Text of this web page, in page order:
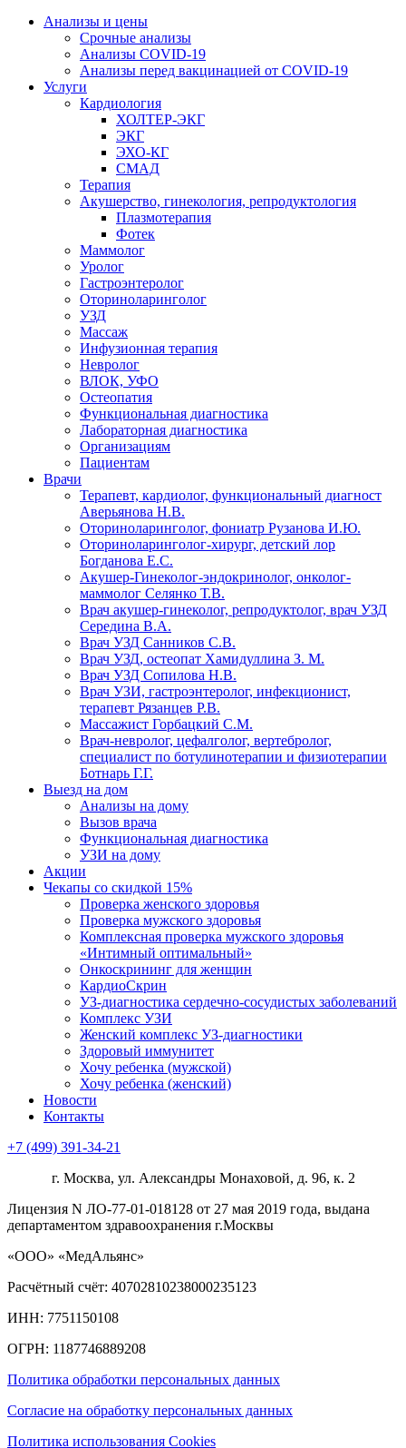
Анализы и цены
Срочные анализы
Анализы COVID-19
Анализы перед вакцинацией от COVID-19
Услуги
Кардиология
ХОЛТЕР-ЭКГ
ЭКГ
ЭХО-КГ
СМАД
Терапия
Акушерство, гинекология, репродуктология
Плазмотерапия
Фотек
Маммолог
Уролог
Гастроэнтеролог
Оториноларинголог
УЗД
Массаж
Инфузионная терапия
Невролог
ВЛОК, УФО
Остеопатия
Функциональная диагностика
Лабораторная диагностика
Организациям
Пациентам
Врачи
Терапевт, кардиолог, функциональный диагност
Аверьянова Н.В.
Оториноларинголог, фониатр Рузанова И.Ю.
Оториноларинголог-хирург, детский лор
Богданова Е.С.
Акушер-Гинеколог-эндокринолог, онколог-
маммолог Селянко Т.В.
Врач акушер-гинеколог, репродуктолог, врач УЗД
Середина В.А.
Врач УЗД Санников С.В.
Врач УЗД, остеопат Хамидуллина З. М.
Врач УЗД Сопилова Н.В.
Врач УЗИ, гастроэнтеролог, инфекционист,
терапевт Рязанцев Р.В.
Массажист Горбацкий С.М.
Врач-невролог, цефалголог, вертебролог,
специалист по ботулинотерапии и физиотерапии
Ботнарь Г.Г.
Выезд на дом
Анализы на дому
Вызов врача
Функциональная диагностика
УЗИ на дому
Акции
Чекапы со скидкой 15%
Проверка женского здоровья
Проверка мужского здоровья
Комплексная проверка мужского здоровья
«Интимный оптимальный»
Онкоcкрининг для женщин
КардиоСкрин
УЗ-диагностика сердечно-сосудистых заболеваний
Комплекс УЗИ
Женский комплекс УЗ-диагностики
Здоровый иммунитет
Хочу ребенка (мужской)
Хочу ребенка (женский)
Новости
Контакты
+7 (499) 391-34-21
г. Москва, ул. Александры Монаховой, д. 96, к. 2
Лицензия N ЛО-77-01-018128 от 27 мая 2019 года, выдана
департаментом здравоохранения г.Москвы
«ООО» «МедАльянс»
Расчётный счёт: 40702810238000235123
ИНН: 7751150108
ОГРН: 1187746889208​
Политика обработки персональных данных
Согласие на обработку персональных данных
Политика использования Cookies